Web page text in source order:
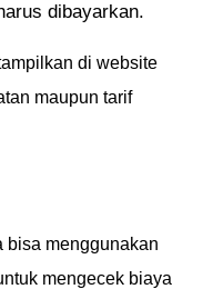
dibayarkan.
di website
maupun tarif
bisa menggunakan
mengecek biaya